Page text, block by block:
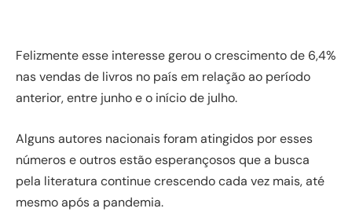
Felizmente esse interesse gerou o crescimento de 6,4%
nas vendas de livros no país em relação ao período
anterior, entre junho e o início de julho.
Alguns autores nacionais foram atingidos por esses
números e outros estão esperançosos que a busca
pela literatura continue crescendo cada vez mais, até
mesmo após a pandemia.